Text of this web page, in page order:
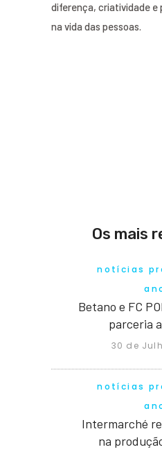
diferença, criatividade e
na vida das pessoas.
Os mais
notícias
Betano e FC
parceria
30 de
notícias
Intermarché
na